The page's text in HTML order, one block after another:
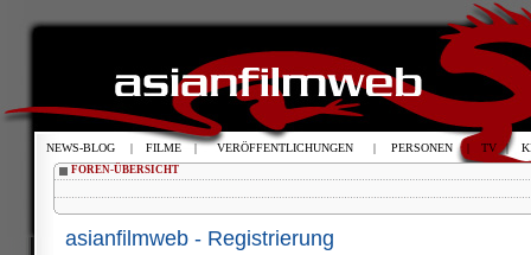
FOREN-ÜBERSICHT
asianfilmweb - Registrierung
NEWS-BLOG | FILME | VERÖFFENTLICHUNGEN | PERSONEN | TV |